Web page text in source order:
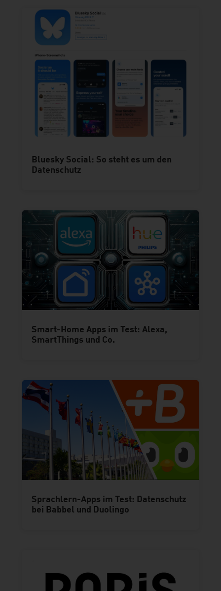
Bluesky Social: So steht es um den
Datenschutz
Smart-Home Apps im Test: Alexa,
SmartThings und Co.
Sprachlern-Apps im Test: Datenschutz
bei Babbel und Duolingo